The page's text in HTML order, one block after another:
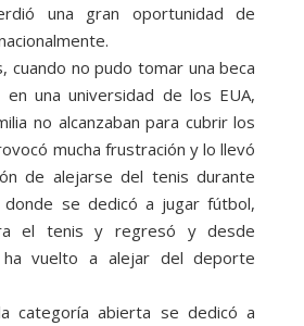
una gran oportunidad de
cuando no pudo tomar una beca
una universidad de los EUA,
no alcanzaban para cubrir los
mucha frustración y lo llevó
de alejarse del tenis durante
se dedicó a jugar fútbol,
el tenis y regresó y desde
vuelto a alejar del deporte
categoría abierta se dedicó a